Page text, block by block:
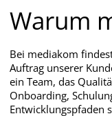
Warum
Bei mediakom
Auftrag unserer
ein Team, das
Onboarding,
Entwicklungspfaden